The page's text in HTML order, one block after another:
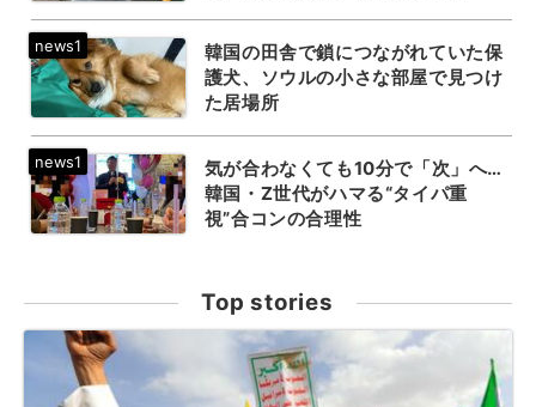
韓国の田舎で鎖につながれていた保
護犬、ソウルの小さな部屋で見つけ
た居場所
気が合わなくても10分で「次」へ…
韓国・Z世代がハマる“タイパ重
視”合コンの合理性
Top stories